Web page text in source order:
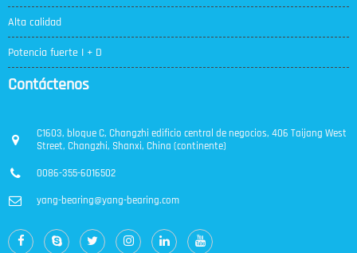
Alta calidad
Potencia fuerte I + D
Contáctenos
C1603, bloque C, Changzhi edificio central de negocios, 406 Taijang West
Street, Changzhi, Shanxi, China (continente)
0086-355-6016502
yang-bearing@yang-bearing.com